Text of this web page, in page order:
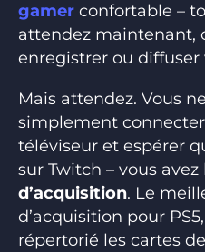
gamer confortable –
attendez maintenant,
enregistrer ou diffuser
Mais attendez. Vous
simplement
téléviseur et espérer
sur Twitch – vous avez
d’acquisition. Le
d’acquisition pour
répertorié les cartes